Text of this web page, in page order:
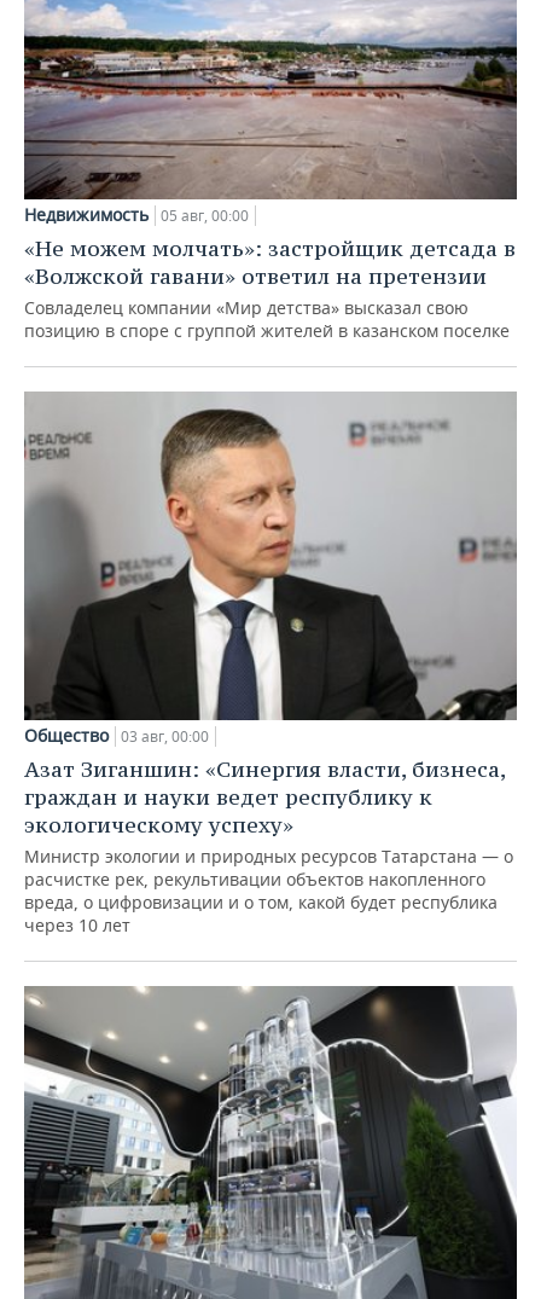
Недвижимость 05 авг, 00:00
«Не можем молчать»: застройщик детсада в
«Волжской гавани» ответил на претензии
Совладелец компании «Мир детства» высказал свою
позицию в споре с группой жителей в казанском поселке
Общество 03 авг, 00:00
Азат Зиганшин: «Синергия власти, бизнеса,
граждан и науки ведет республику к
экологическому успеху»
Министр экологии и природных ресурсов Татарстана — о
расчистке рек, рекультивации объектов накопленного
вреда, о цифровизации и о том, какой будет республика
через 10 лет